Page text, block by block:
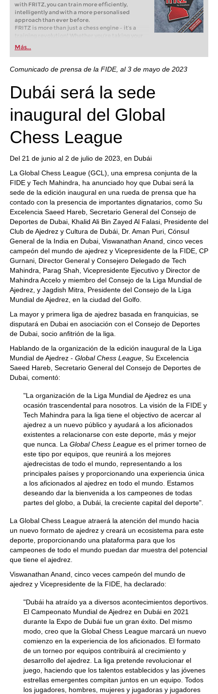
with FRITZ, you can train more efficiently,
intelligently and with a more personalised
approach than ever before.
FRITZ is more than just a chess engine – it’s a
training revolution! Whether you’re taking your
first steps into the world of club chess, or already
playing at a tournament level: with FRITZ, you can
train more efficiently, intelligently and with a
more personalised approach than ever before.
Más...
Comunicado de prensa de la FIDE, al 3 de mayo de 2023
Dubái será la sede
inaugural del Global
Chess League
Del 21 de junio al 2 de julio de 2023, en Dubái
La Global Chess League (GCL), una empresa conjunta de la
FIDE y Tech Mahindra, ha anunciado hoy que Dubai será la
sede de la edición inaugural en una rueda de prensa que ha
contado con la presencia de importantes dignatarios, como Su
Excelencia Saeed Hareb, Secretario General del Consejo de
Deportes de Dubai, Khalid Ali Bin Zayed Al Falasi, Presidente del
Club de Ajedrez y Cultura de Dubái, Dr. Aman Puri, Cónsul
General de la India en Dubai, Viswanathan Anand, cinco veces
campeón del mundo de ajedrez y Vicepresidente de la FIDE, CP
Gurnani, Director General y Consejero Delegado de Tech
Mahindra, Parag Shah, Vicepresidente Ejecutivo y Director de
Mahindra Accelo y miembro del Consejo de la Liga Mundial de
Ajedrez, y Jagdish Mitra, Presidente del Consejo de la Liga
Mundial de Ajedrez, en la ciudad del Golfo.
La mayor y primera liga de ajedrez basada en franquicias, se
disputará en Dubai en asociación con el Consejo de Deportes
de Dubai, socio anfitrión de la liga.
Hablando de la organización de la edición inaugural de la Liga
Mundial de Ajedrez - Global Chess League , Su Excelencia
Saeed Hareb, Secretario General del Consejo de Deportes de
Dubai, comentó:
"La organización de la Liga Mundial de Ajedrez es una
ocasión trascendental para nosotros. La visión de la FIDE y
Tech Mahindra para la liga tiene el objectivo de acercar al
ajedrez a un nuevo público y ayudará a los aficionados
existentes a relacionarse con este deporte, más y mejor
que nunca. La Global Chess League es el primer torneo de
este tipo por equipos, que reunirá a los mejores
ajedrecistas de todo el mundo, representando a los
principales países y proporcionando una experiencia única
a los aficionados al ajedrez en todo el mundo. Estamos
deseando dar la bienvenida a los campeones de todas
partes del globo, a Dubái, la creciente capital del deporte".
La Global Chess League atraerá la atención del mundo hacia
un nuevo formato de ajedrez y creará un ecosistema para este
deporte, proporcionando una plataforma para que los
campeones de todo el mundo puedan dar muestra del potencial
que tiene el ajedrez.
Viswanathan Anand, cinco veces campeón del mundo de
ajedrez y Vicepresidente de la FIDE, ha declarado:
"Dubái ha atraído ya a diversos acontecimientos deportivos.
El Campeonato Mundial de Ajedrez en Dubái en 2021
durante la Expo de Dubái fue un gran éxito. Del mismo
modo, creo que la Global Chess League marcará un nuevo
comienzo en la experiencia de los aficionados. El formato
de un torneo por equipos contribuirá al crecimiento y
desarrollo del ajedrez. La liga pretende revolucionar el
juego, haciendo que los talentos establecidos y las jóvenes
estrellas emergentes compitan juntos en un equipo. Todos
los jugadores, hombres, mujeres y jugadoras y jugadores